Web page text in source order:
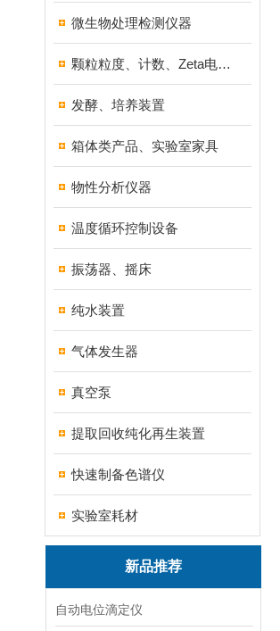
微生物处理检测仪器
颗粒粒度、计数、Zeta电位分析仪器
发酵、培养装置
箱体类产品、实验室家具
物性分析仪器
温度循环控制设备
振荡器、摇床
纯水装置
气体发生器
真空泵
提取回收纯化再生装置
快速制备色谱仪
实验室耗材
新品推荐
自动电位滴定仪